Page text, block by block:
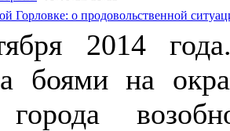
Горловке: о продовольственной
2014
боями на